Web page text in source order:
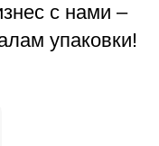
с нами –
упаковки!